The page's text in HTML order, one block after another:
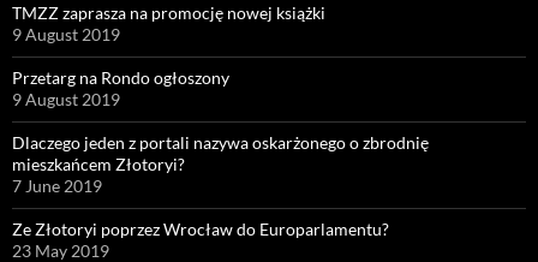
TMZZ zaprasza na promocję nowej książki
9 August 2019
Przetarg na Rondo ogłoszony
9 August 2019
Dlaczego jeden z portali nazywa oskarżonego o zbrodnię
mieszkańcem Złotoryi?
7 June 2019
Ze Złotoryi poprzez Wrocław do Europarlamentu?
23 May 2019